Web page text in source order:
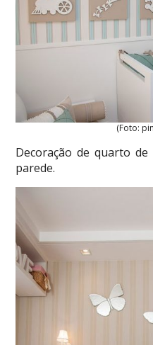
(Foto:
Decoração de quarto
parede.